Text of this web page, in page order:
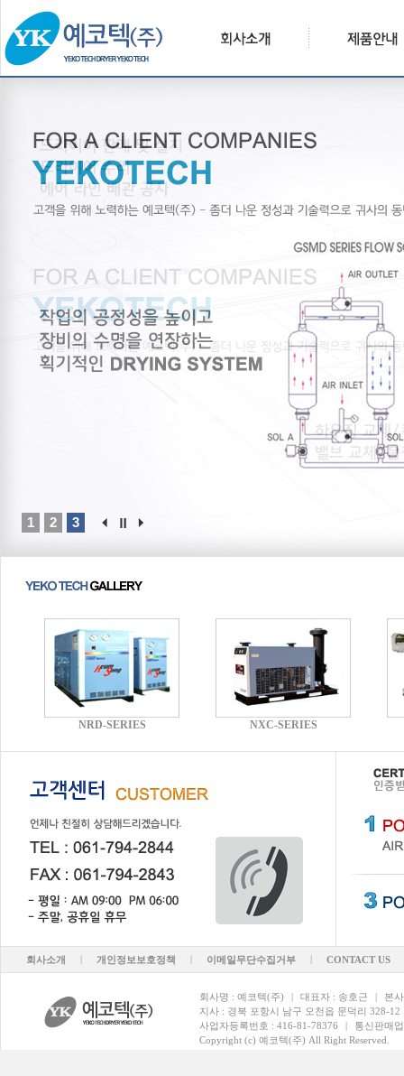
1 2 3
NRD-SERIES NXC-SERIES
회사소개 | 개인정보보호정책 | 이메일무단수집거부 | CONTACT US
회사명 : 예코텍(주) | 대표자 : 송호근 |
본
지사 : 경북 포항시 남구 오천읍 문덕리 328-12
사업자등록번호 : 416-81-78376
|
통신판매
Copyright (c) 예코텍(주) All Right Reserved.